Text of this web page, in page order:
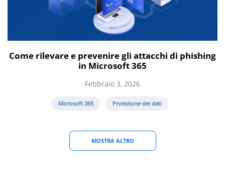
Come rilevare e prevenire gli attacchi di phishing
in Microsoft 365
Febbraio 3, 2026
Microsoft 365 Protezione dei dati
MOSTRA ALTRO